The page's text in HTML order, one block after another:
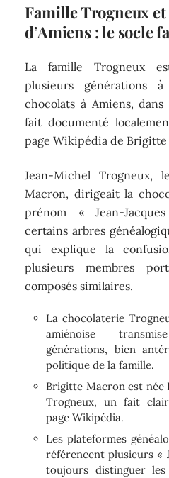
Famille Trogneux
d’Amiens : le socle
La famille Trogneux
plusieurs générations
chocolats à Amiens, dans
fait documenté
page Wikipédia de
Jean-Michel Trogneux,
Macron, dirigeait la
prénom « Jean-
certains arbres
qui explique la
plusieurs membres
composés similaires.
La chocolaterie
amiénoise
générations, bien
politique de la famille.
Brigitte Macron est née
Trogneux, un fait
page Wikipédia.
Les plateformes
référencent plusieurs «
toujours distinguer